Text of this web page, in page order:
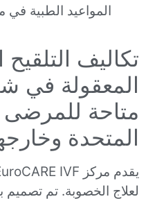
المواعيد الطبية في
تكاليف
المعقولة في
متاحة
المتحدة
لعلاج الخصوبة. تم